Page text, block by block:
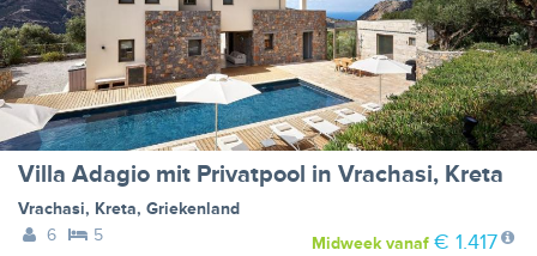
Villa Adagio mit Privatpool in Vrachasi, Kreta
Vrachasi, Kreta, Griekenland
6
5 Midweekvanaf € 1.417